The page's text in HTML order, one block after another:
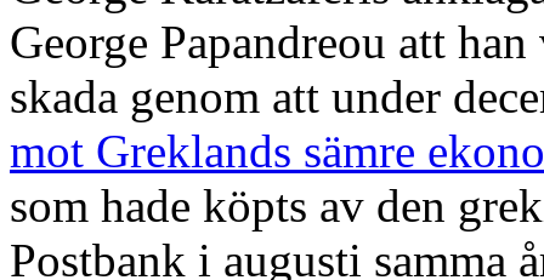
George Papandreou att
skada genom att under
mot Greklands sämre
som hade köpts av den
Postbank i augusti samma